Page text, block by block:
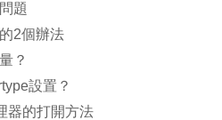
題
2個辦法
？
設置？
器的打開方法